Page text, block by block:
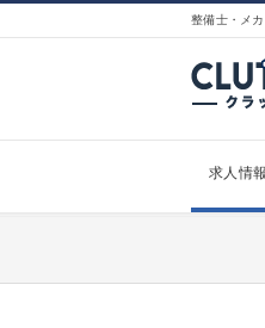
整備士・メ
求人情報